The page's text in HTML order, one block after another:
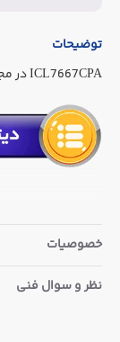
توضیحات
ICL7667CPA در مجموعه مدارات مجتمع / IC ها
خصوصیات
نظر و سوال فنی